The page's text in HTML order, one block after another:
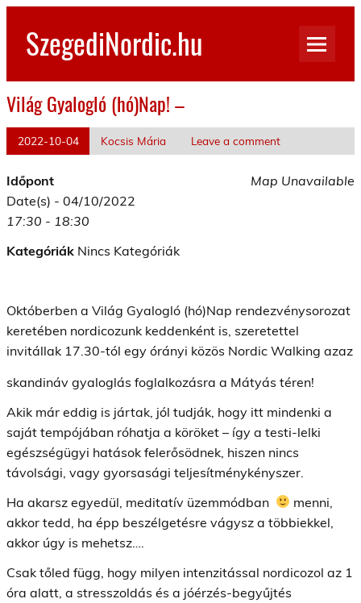
Skip
contentSzegediNordic.hu
Világ Gyalogló (hó)Nap! –
2022-10-04 Kocsis Mária Leave a comment
Map Unavailable
Időpont
Date(s) - 04/10/2022
17:30 - 18:30
Kategóriák Nincs Kategóriák
Októberben a Világ Gyalogló (hó)Nap rendezvénysorozat
keretében nordicozunk keddenként is, szeretettel
invitállak 17.30-tól egy órányi közös Nordic Walking azaz
skandináv gyaloglás foglalkozásra a Mátyás téren!
Akik már eddig is jártak, jól tudják, hogy itt mindenki a
saját tempójában róhatja a köröket – így a testi-lelki
egészségügyi hatások felerősödnek, hiszen nincs
távolsági, vagy gyorsasági teljesítménykényszer.
Ha akarsz egyedül, meditatív üzemmódban
menni,
akkor tedd, ha épp beszélgetésre vágysz a többiekkel,
akkor úgy is mehetsz….
Csak tőled függ, hogy milyen intenzitással nordicozol az 1
óra alatt, a stresszoldás és a jóérzés-begyűjtés